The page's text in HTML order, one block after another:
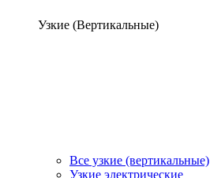
Узкие (Вертикальные)
Все узкие (вертикальные)
Узкие электрические